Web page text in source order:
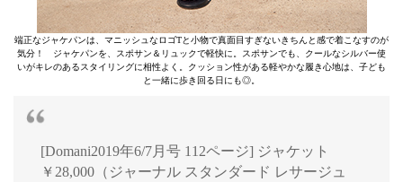
端正なジャケパンは、マニッシュなロゴTと小物で真面目すぎないきちんと感で着こなすのが
気分！ ジャケパンを、スポサン＆リュックで軽快に。スポサンでも、クールなシルバー使
いがキレのあるスタイリングに相性よく。クッション性がある軽やかな履き心地は、子ども
と一緒に歩き回る日にも◎。
[Domani2019年6/7月号 112ページ] ジャケット
￥28,000（ジャーナル スタンダード レサージュ